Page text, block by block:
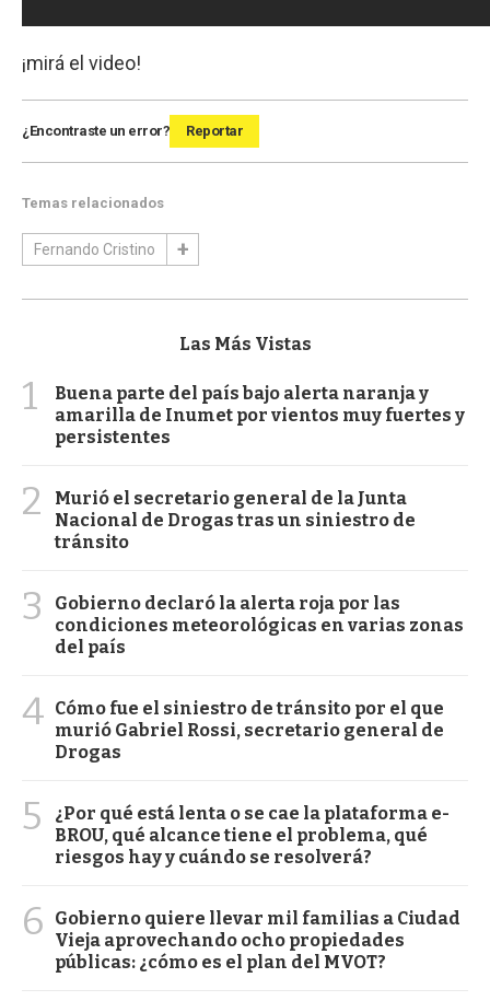
¡mirá el video!
¿Encontraste un error? Reportar
Temas relacionados
Fernando Cristino
Las Más Vistas
1
Buena parte del país bajo alerta naranja y
amarilla de Inumet por vientos muy fuertes y
persistentes
2
Murió el secretario general de la Junta
Nacional de Drogas tras un siniestro de
tránsito
3
Gobierno declaró la alerta roja por las
condiciones meteorológicas en varias zonas
del país
4 Cómo fue el siniestro de tránsito por el que
murió Gabriel Rossi, secretario general de
Drogas
5
¿Por qué está lenta o se cae la plataforma e-
BROU, qué alcance tiene el problema, qué
riesgos hay y cuándo se resolverá?
6
Gobierno quiere llevar mil familias a Ciudad
Vieja aprovechando ocho propiedades
públicas: ¿cómo es el plan del MVOT?